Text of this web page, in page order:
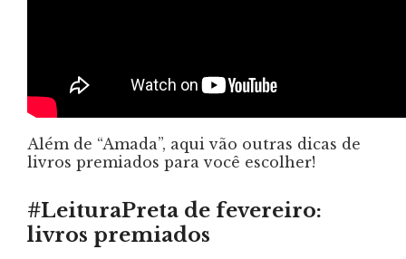
Além de “Amada”, aqui vão outras dicas de
livros premiados para você escolher!
#LeituraPreta de fevereiro:
livros premiados